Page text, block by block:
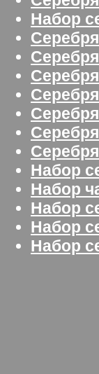
Набор
Набор
Набор
Набор
Набор
Набор